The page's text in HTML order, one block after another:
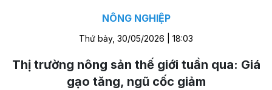
NÔNG NGHIỆP
Thứ bảy, 30/05/2026 | 18:03
Thị trường nông sản thế giới tuần qua: Giá
gạo tăng, ngũ cốc giảm